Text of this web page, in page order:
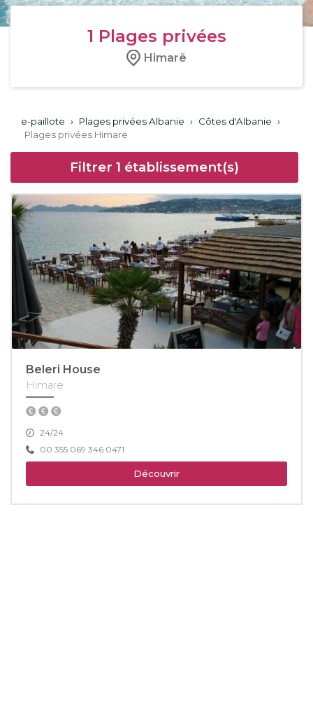
1 Plages privées
Himarë
e-paillote › Plages privées Albanie › Côtes d'Albanie ›
Plages privées Himarë
Filtrer 1 établissement(s)
Beleri House
Himarë
24/24
00 355 069 346 0471
Découvrir